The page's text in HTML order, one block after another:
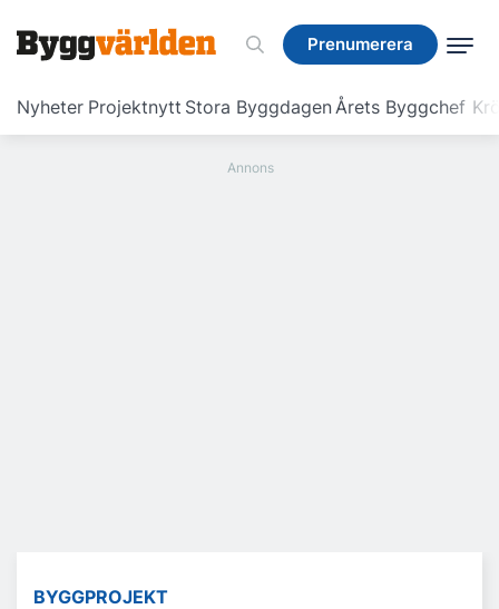
Prenumerera
Nyheter Projektnytt Stora ByggdagenÅrets Byggchef
Prenumerera
BYGGPROJEKT